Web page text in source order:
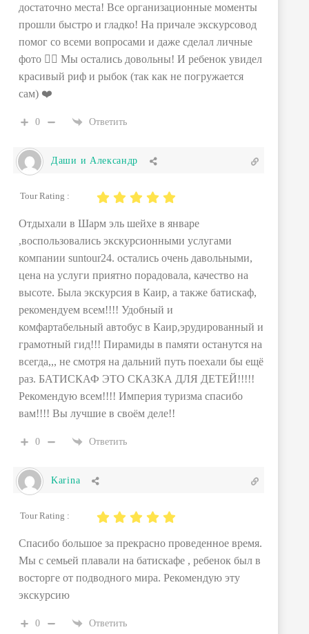
достаточно места! Все организационные моменты
прошли быстро и гладко! На причале экскурсовод
помог со всеми вопросами и даже сделал личные
фото 👌🏼 Мы остались довольны! И ребенок увидел
красивый риф и рыбок (так как не погружается
сам) ❤️
0 Ответить
Даши и Александр
Tour Rating :
Отдыхали в Шарм эль шейхе в январе
,воспользовались экскурсионными услугами
компании suntour24. остались очень давольными,
цена на услуги приятно порадовала, качество на
высоте. Была экскурсия в Каир, а также батискаф,
рекомендуем всем!!!! Удобный и
комфартабельный автобус в Каир,эрудированный и
грамотный гид!!! Пирамиды в памяти останутся на
всегда,,, не смотря на дальний путь поехали бы ещё
раз. БАТИСКАФ ЭТО СКАЗКА ДЛЯ ДЕТЕЙ!!!!!
Рекомендую всем!!!! Империя туризма спасибо
вам!!!! Вы лучшие в своём деле!!
0 Ответить
Karina
Tour Rating :
Спасибо большое за прекрасно проведенное время.
Мы с семьей плавали на батискафе , ребенок был в
восторге от подводного мира. Рекомендую эту
экскурсию
0 Ответить